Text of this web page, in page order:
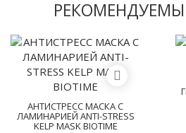
АНТИСТРЕСС МАСКА С
ЛАМИНАРИЕЙ ANTI-STRESS
KELP MASK BIOTIME